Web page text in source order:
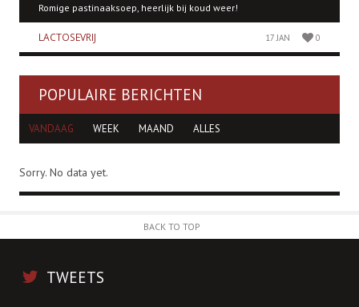
Romige pastinaaksoep, heerlijk bij koud weer!
LACTOSEVRIJ 17 JAN 0
POPULAIRE BERICHTEN
VANDAAG WEEK MAAND ALLES
Sorry. No data yet.
BACK TO TOP
TWEETS